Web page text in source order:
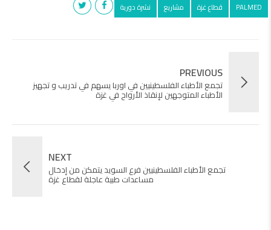
PALMED قطاع غزة مشاريع نشرة دورية
PREVIOUS
تجمع الأطباء الفلسطينيين في اوربا يسهم في تدريب و تجهيز
الأطباء المتوجهين لإنقاذ الأرواح في غزة
NEXT
تجمع الأطباء الفلسطينيين فرع السويد يتمكن من إدخال
مساعدات طبية عاجلة لقطاع غزة